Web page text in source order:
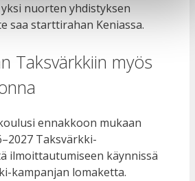
nuorten yhdistyksen
saa starttirahan Keniassa.
Taksvärkkiin myös
ennakkoon mukaan
Taksvärkki-
ilmoittautumiseen käynnissä
kampanjan lomaketta.